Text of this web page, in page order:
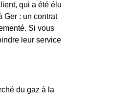
qui a été élu
Ger : un contrat
Si vous
leur service
du gaz à la